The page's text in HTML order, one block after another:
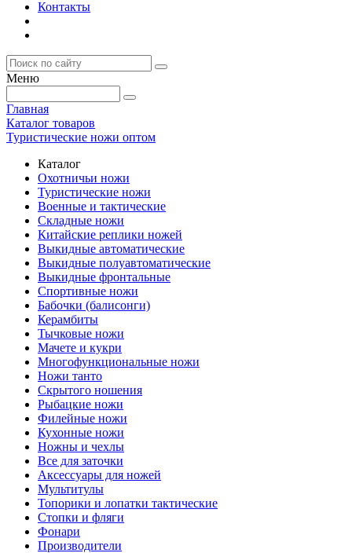
Контакты
Меню
Главная
Каталог товаров
Туристические ножи оптом
Каталог
Охотничьи ножи
Туристические ножи
Военные и тактические
Складные ножи
Китайские реплики ножей
Выкидные автоматические
Выкидные полуавтоматические
Выкидные фронтальные
Спортивные ножи
Бабочки (балисонги)
Керамбиты
Тычковые ножи
Мачете и кукри
Многофункциональные ножи
Ножи танто
Скрытого ношения
Рыбацкие ножи
Филейные ножи
Кухонные ножи
Ножны и чехлы
Все для заточки
Аксессуары для ножей
Мультитулы
Топорики и лопатки тактические
Стопки и фляги
Фонари
Производители